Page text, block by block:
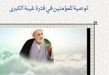
توصية للمؤمنين في فترة غيبة الكبرى